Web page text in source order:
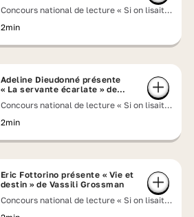
Concours national de lecture « Si on lisait à
2min
Adeline Dieudonné présente
« La servante écarlate » de
Concours national de lecture « Si on lisait à
2min
Eric Fottorino présente « Vie et
destin » de Vassili Grossman
Concours national de lecture « Si on lisait à